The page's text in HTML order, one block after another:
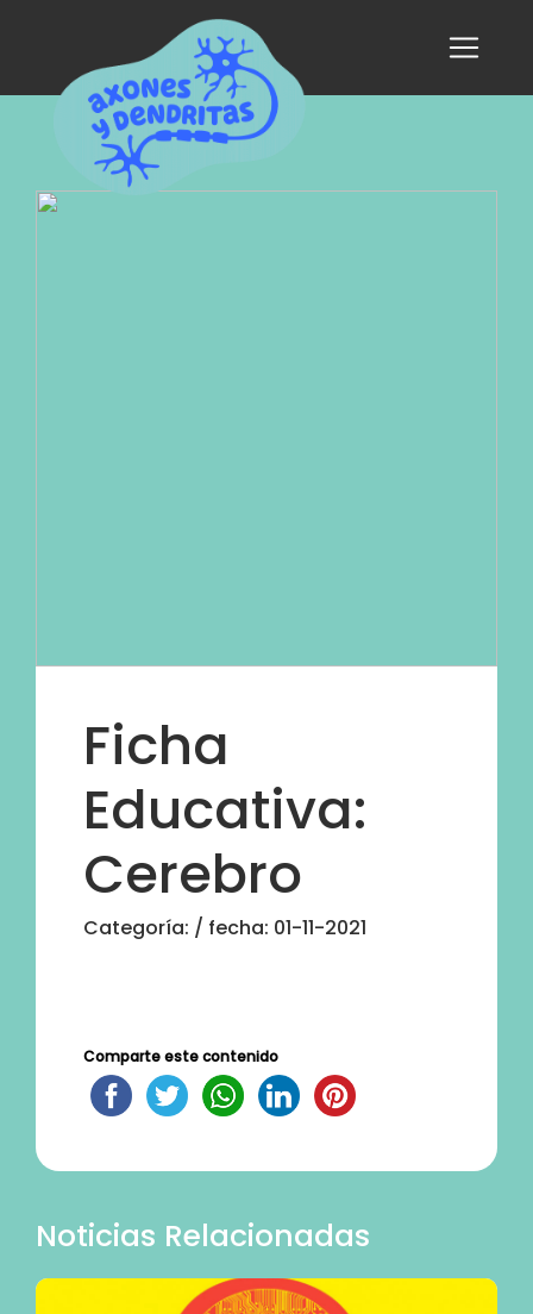
Ficha
Educativa:
Cerebro
Categoría: / fecha: 01-11-2021
Comparte este contenido
Noticias Relacionadas